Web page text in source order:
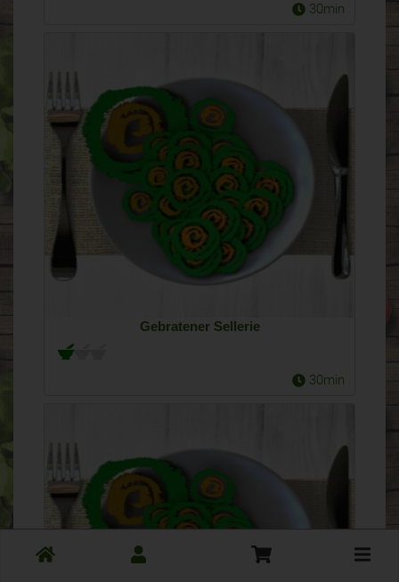
30min
Gebratener Sellerie
30min
Toggle